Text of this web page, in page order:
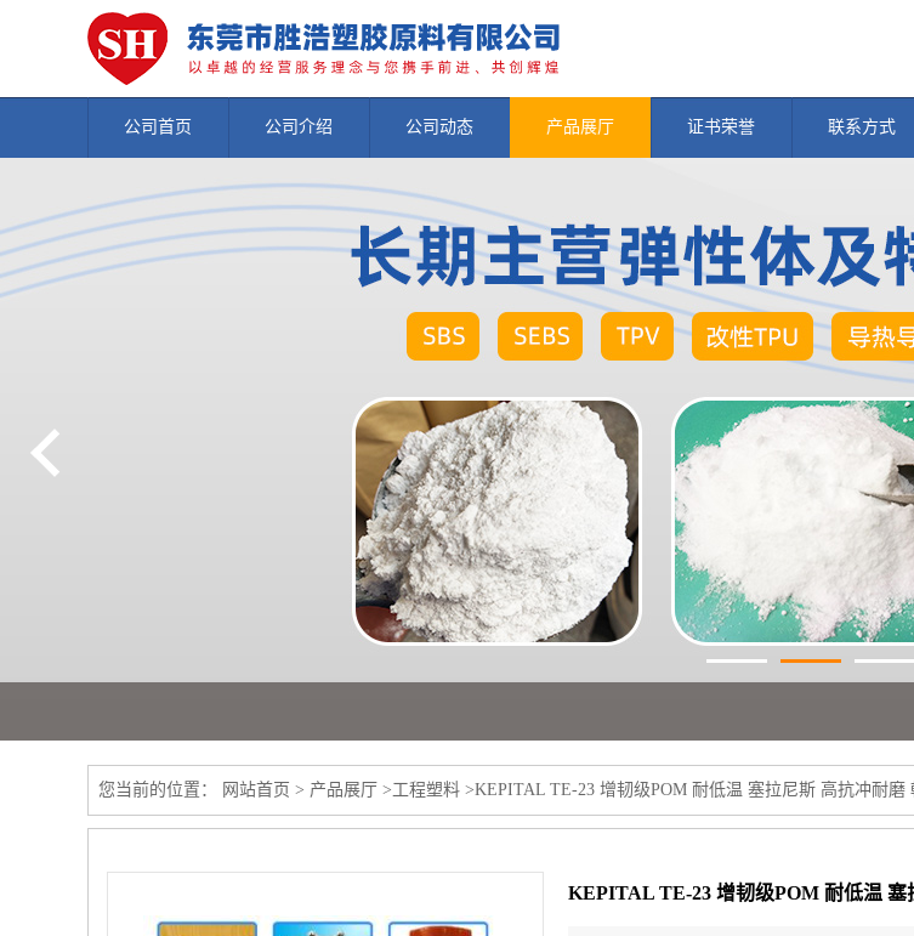
公司首页 公司介绍 公司动态 产品展厅 证书荣誉 联系方式
您当前的位置： 网站首页 > 产品展厅 >工程塑料 >KEPITAL TE-23 增韧级POM 耐低温 塞拉尼斯 高抗冲耐磨
KEPITAL TE-23 增韧级POM 耐低温 塞